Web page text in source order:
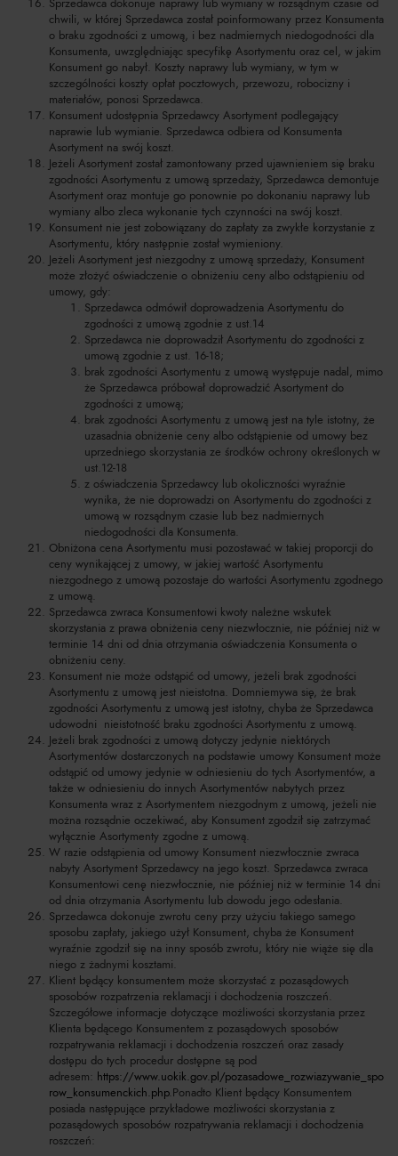
chwili, w której Sprzedawca został poinformowany przez Konsumenta
o braku zgodności z umową, i bez nadmiernych niedogodności dla
Konsumenta, uwzględniając specyfikę Asortymentu oraz cel, w jakim
Konsument go nabył. Koszty naprawy lub wymiany, w tym w
szczególności koszty opłat pocztowych, przewozu, robocizny i
materiałów, ponosi Sprzedawca.
Konsument udostępnia Sprzedawcy Asortyment podlegający
naprawie lub wymianie. Sprzedawca odbiera od Konsumenta
Asortyment na swój koszt.
Jeżeli Asortyment został zamontowany przed ujawnieniem się braku
zgodności Asortymentu z umową sprzedaży, Sprzedawca demontuje
Asortyment oraz montuje go ponownie po dokonaniu naprawy lub
wymiany albo zleca wykonanie tych czynności na swój koszt.
Konsument nie jest zobowiązany do zapłaty za zwykłe korzystanie z
Asortymentu, który następnie został wymieniony.
Jeżeli Asortyment jest niezgodny z umową sprzedaży, Konsument
może złożyć oświadczenie o obniżeniu ceny albo odstąpieniu od
umowy, gdy:
Sprzedawca odmówił doprowadzenia Asortymentu do
zgodności z umową zgodnie z ust.14
Sprzedawca nie doprowadził Asortymentu do zgodności z
umową zgodnie z ust. 16-18;
brak zgodności Asortymentu z umową występuje nadal, mimo
że Sprzedawca próbował doprowadzić Asortyment do
zgodności z umową;
brak zgodności Asortymentu z umową jest na tyle istotny, że
uzasadnia obniżenie ceny albo odstąpienie od umowy bez
uprzedniego skorzystania ze środków ochrony określonych w
ust.12-18
z oświadczenia Sprzedawcy lub okoliczności wyraźnie
wynika, że nie doprowadzi on Asortymentu do zgodności z
umową w rozsądnym czasie lub bez nadmiernych
niedogodności dla Konsumenta.
Obniżona cena Asortymentu musi pozostawać w takiej proporcji do
ceny wynikającej z umowy, w jakiej wartość Asortymentu
niezgodnego z umową pozostaje do wartości Asortymentu zgodnego
z umową.
Sprzedawca zwraca Konsumentowi kwoty należne wskutek
skorzystania z prawa obniżenia ceny niezwłocznie, nie później niż w
terminie 14 dni od dnia otrzymania oświadczenia Konsumenta o
obniżeniu ceny.
Konsument nie może odstąpić od umowy, jeżeli brak zgodności
Asortymentu z umową jest nieistotna. Domniemywa się, że brak
zgodności Asortymentu z umową jest istotny, chyba że Sprzedawca
udowodni nieistotność braku zgodności Asortymentu z umową.
Jeżeli brak zgodności z umową dotyczy jedynie niektórych
Asortymentów dostarczonych na podstawie umowy Konsument może
odstąpić od umowy jedynie w odniesieniu do tych Asortymentów, a
także w odniesieniu do innych Asortymentów nabytych przez
Konsumenta wraz z Asortymentem niezgodnym z umową, jeżeli nie
można rozsądnie oczekiwać, aby Konsument zgodził się zatrzymać
wyłącznie Asortymenty zgodne z umową.
W razie odstąpienia od umowy Konsument niezwłocznie zwraca
nabyty Asortyment Sprzedawcy na jego koszt. Sprzedawca zwraca
Konsumentowi cenę niezwłocznie, nie później niż w terminie 14 dni
od dnia otrzymania Asortymentu lub dowodu jego odesłania.
Sprzedawca dokonuje zwrotu ceny przy użyciu takiego samego
sposobu zapłaty, jakiego użył Konsument, chyba że Konsument
wyraźnie zgodził się na inny sposób zwrotu, który nie wiąże się dla
niego z żadnymi kosztami.
Klient będący konsumentem może skorzystać z pozasądowych
sposobów rozpatrzenia reklamacji i dochodzenia roszczeń.
Szczegółowe informacje dotyczące możliwości skorzystania przez
Klienta będącego Konsumentem z pozasądowych sposobów
rozpatrywania reklamacji i dochodzenia roszczeń oraz zasady
dostępu do tych procedur dostępne są pod
adresem: https://www.uokik.gov.pl/pozasadowe_rozwiazywanie_spo
row_konsumenckich.php.Ponadto Klient będący Konsumentem
posiada następujące przykładowe możliwości skorzystania z
pozasądowych sposobów rozpatrywania reklamacji i dochodzenia
roszczeń: